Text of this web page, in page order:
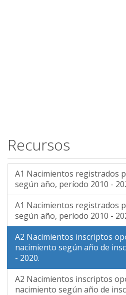
Recursos
A1 Nacimientos registrados
según año, período 2010 -
A1 Nacimientos registrados
según año, período 2010 -
A2 Nacimientos inscriptos
nacimiento según año de
- 2020.
A2 Nacimientos inscriptos
nacimiento según año de